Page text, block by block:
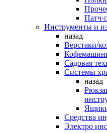
Патч-
Инструменты и
назад
Верстаки/
Садовая
Системы
назад
Средства
Электро